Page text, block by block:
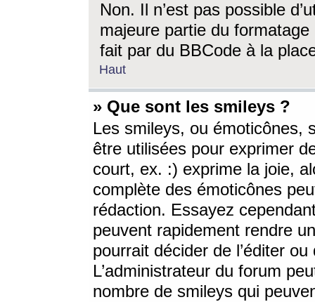
Non. Il n’est pas possible
majeure partie du
fait par du BBCode à la
Haut
» Que sont les smileys ?
Les smileys, ou émoticônes,
être utilisées pour exprimer
court, ex. :) exprime la joie,
complète des émoticônes
rédaction. Essayez
peuvent rapidement rendre
pourrait décider de l’éditer
L’administrateur du forum
nombre de smileys qui